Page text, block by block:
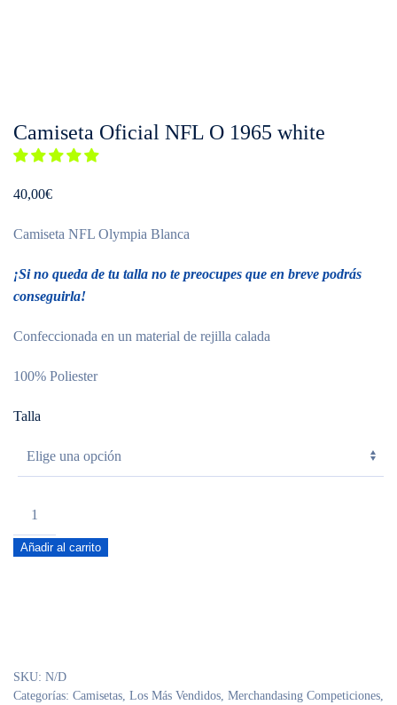
Camiseta Oficial NFL O 1965 white
40,00€
Camiseta NFL Olympia Blanca
¡Si no queda de tu talla no te preocupes que en breve podrás
conseguirla!
Confeccionada en un material de rejilla calada
100% Poliester
Talla
NFL
Añadir al carrito
SKU: N/D
Categorías: Camisetas, Los Más Vendidos, Merchandasing Competiciones,